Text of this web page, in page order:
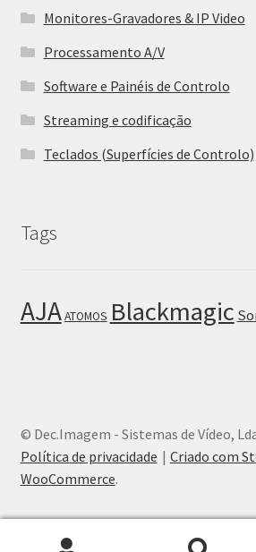
Monitores-Gravadores & IP Video
Processamento A/V
Software e Painéis de Controlo
Streaming e codificação
Teclados (Superfícies de Controlo)
Tags
AJAATOMOS Blackmagic
© Dec.Imagem - Sistemas de Vídeo,
Política de privacidade
Criado com
WooCommerce.